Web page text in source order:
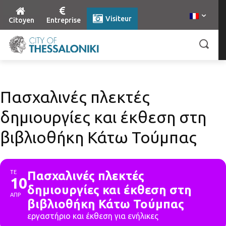
Citoyen Entreprise Visiteur
Πασχαλινές πλεκτές
δημιουργίες και έκθεση στη
βιβλιοθήκη Κάτω Τούμπας
ΤΕ
10
ΑΠΡ
Πασχαλινές πλεκτές
δημιουργίες και έκθεση στη
βιβλιοθήκη Κάτω Τούμπας
εργαστήριο και έκθεση για ενήλικες